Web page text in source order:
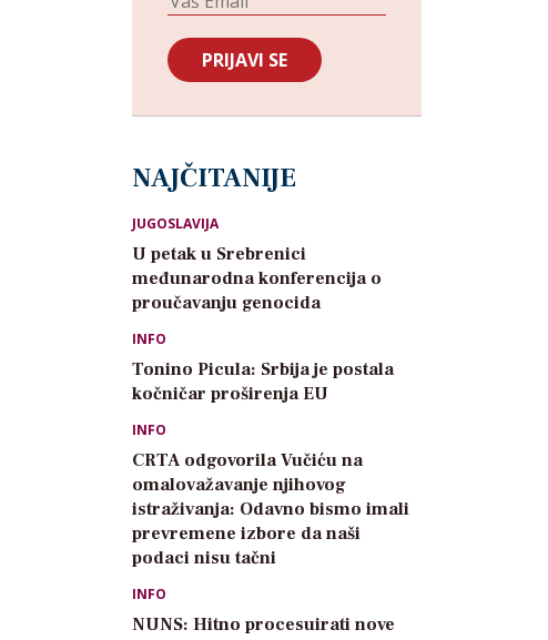
NAJČITANIJE
JUGOSLAVIJA
U petak u Srebrenici
međunarodna konferencija o
proučavanju genocida
INFO
Tonino Picula: Srbija je postala
kočničar proširenja EU
INFO
CRTA odgovorila Vučiću na
omalovažavanje njihovog
istraživanja: Odavno bismo imali
prevremene izbore da naši
podaci nisu tačni
INFO
NUNS: Hitno procesuirati nove